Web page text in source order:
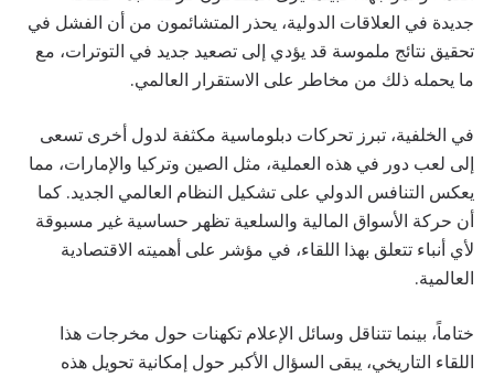
جديدة في العلاقات الدولية، يحذر المتشائمون من أن الفشل في
تحقيق نتائج ملموسة قد يؤدي إلى تصعيد جديد في التوترات، مع
ما يحمله ذلك من مخاطر على الاستقرار العالمي.
في الخلفية، تبرز تحركات دبلوماسية مكثفة لدول أخرى تسعى
إلى لعب دور في هذه العملية، مثل الصين وتركيا والإمارات، مما
يعكس التنافس الدولي على تشكيل النظام العالمي الجديد. كما
أن حركة الأسواق المالية والسلعية تظهر حساسية غير مسبوقة
لأي أنباء تتعلق بهذا اللقاء، في مؤشر على أهميته الاقتصادية
العالمية.
ختاماً، بينما تتناقل وسائل الإعلام تكهنات حول مخرجات هذا
اللقاء التاريخي، يبقى السؤال الأكبر حول إمكانية تحويل هذه